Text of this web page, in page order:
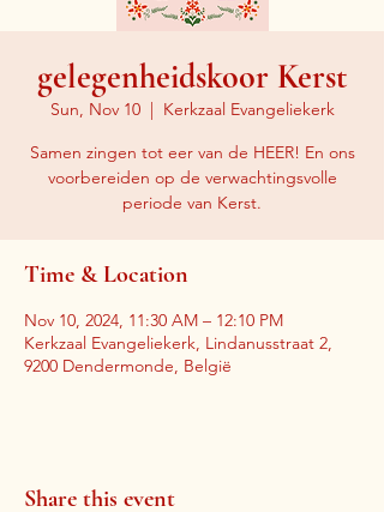
gelegenheidskoor Kerst
Sun, Nov 10
  |
Kerkzaal Evangeliekerk
Samen zingen tot eer van de HEER! En ons
voorbereiden op de verwachtingsvolle
periode van Kerst.
Time & Location
Nov 10, 2024, 11:30 AM – 12:10 PM
Kerkzaal Evangeliekerk, Lindanusstraat 2,
9200 Dendermonde, België
Share this event